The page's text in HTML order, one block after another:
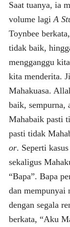
Saat tuanya, ia
volume lagi A
Toynbee
tidak baik,
mengganggu
kita menderita.
Mahakuasa.
baik, sempurna,
Mahabaik pasti
pasti tidak
or. Seperti
sekaligus
“Bapa”. Bapa
dan mempunyai
dengan segala
berkata, “Aku